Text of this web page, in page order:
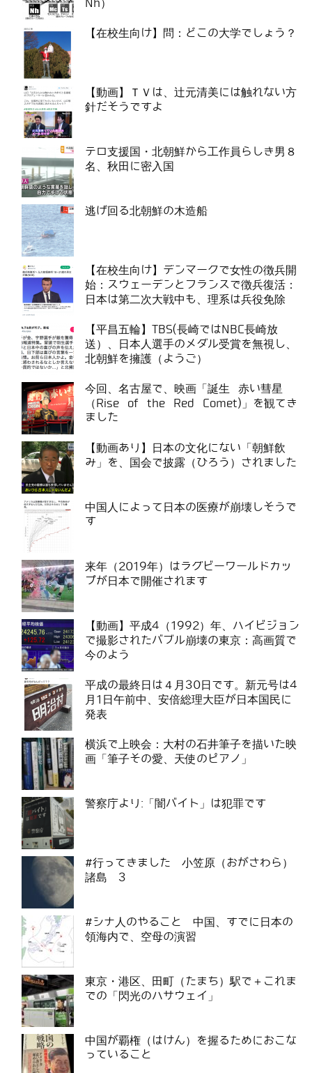
Nh）
【在校生向け】問：どこの大学でしょう？
【動画】ＴＶは、辻元清美には触れない方
針だそうですよ
テロ支援国・北朝鮮から工作員らしき男８
名、秋田に密入国
逃げ回る北朝鮮の木造船
【在校生向け】デンマークで女性の徴兵開
始：スウェーデンとフランスで徴兵復活：
日本は第二次大戦中も、理系は兵役免除
【平昌五輪】TBS(長崎ではNBC長崎放
送）、日本人選手のメダル受賞を無視し、
北朝鮮を擁護（ようご）
今回、名古屋で、映画「誕生 赤い彗星
（Rise of the Red Comet)」を観てき
ました
【動画あり】日本の文化にない「朝鮮飲
み」を、国会で披露（ひろう）されました
中国人によって日本の医療が崩壊しそうで
す
来年（2019年）はラグビーワールドカッ
プが日本で開催されます
【動画】平成4（1992）年、ハイビジョン
で撮影されたバブル崩壊の東京：高画質で
今のよう
平成の最終日は４月30日です。新元号は4
月1日午前中、安倍総理大臣が日本国民に
発表
横浜で上映会：大村の石井筆子を描いた映
画「筆子その愛、天使のピアノ」
警察庁より:「闇バイト」は犯罪です
#行ってきました 小笠原（おがさわら）
諸島 3
#シナ人のやること 中国、すでに日本の
領海内で、空母の演習
東京・港区、田町（たまち）駅で＋これま
での「閃光のハサウェイ」
中国が覇権（はけん）を握るためにおこな
っていること